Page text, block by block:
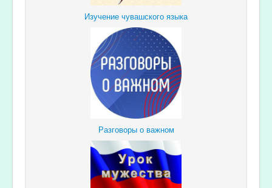
Изучение чувашского языка
Разговоры о важном